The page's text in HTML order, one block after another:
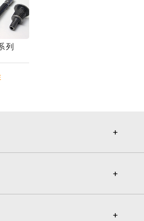
列
＋
＋
＋
＋
＋
＋